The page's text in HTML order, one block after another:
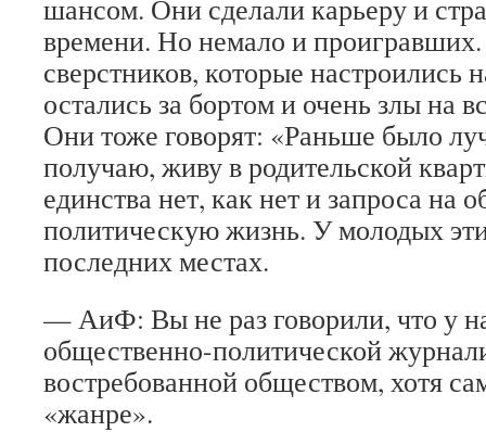
шансом. Они сделали карьеру и
времени. Но немало и
сверстников, которые настроились
остались за бортом и очень злы на
Они тоже говорят: «Раньше было
получаю, живу в родительской
единства нет, как нет и запроса на
политическую жизнь. У молодых
последних местах.
— АиФ: Вы не раз говорили, что у
общественно-политической
востребованной обществом, хотя
«жанре».